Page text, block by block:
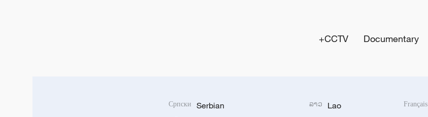
Documentary
CCTV+
Français
Lao
ລາວ
Serbian
Српски